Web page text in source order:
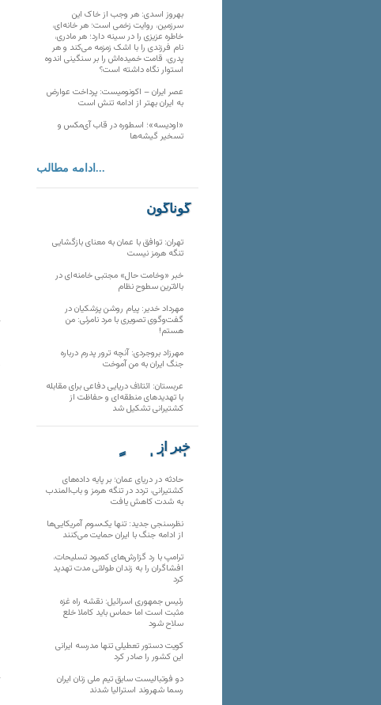
بهروز اسدی: هر وجب از خاک‌ این
سرزمین، روایت زخمی است؛ هر خانه‌ای،
خاطره عزیزی را در سینه دارد؛ هر مادری،
نام فرزندی را با اشک زمزمه می‌کند و هر
پدری، قامت خمیده‌اش را بر سنگینی اندوه
استوار نگاه داشته است؟
عصر ایران – اکونومیست: پرداخت عوارض
به ایران بهتر از ادامه تنش است
«اودیسه»؛ اسطوره در قاب آی‌مکس و
تسخیر گیشه‌ها
ادامه مطالب...
گوناگون
تهران: توافق با عمان به معنای بازگشایی
تنگه هرمز نیست
خبر «وخامت حال» مجتبی خامنه‌ای در
بالاترین سطوح نظام
مهرداد خدیر: پیام روشن پزشکیان در
گفت‌و‌گوی تصویری با مرد نامرئی: من
هستم!
مهرزاد بروجردی: آنچه ترور پدرم درباره
جنگ ایران به من آموخت
عربستان: ائتلاف دریایی دفاعی برای مقابله
با تهدیدهای منطقه‌ای و حفاظت از
کشتیرانی تشکیل شد
خبر از
تارنماهای دیگر
حادثه در دریای عمان؛ بر پایه داده‌های
کشتیرانی، تردد در تنگه هرمز و باب‌المندب
به شدت کاهش یافت
نظرسنجی جدید: تنها یک‌سوم آمریکایی‌ها
از ادامه جنگ با ایران حمایت می‌کنند
ترامپ با رد گزارش‌های کمبود تسلیحات،
افشاگران را به زندان طولانی مدت تهدید
کرد
رئیس‌ جمهوری اسرائیل: نقشه راه غزه
مثبت است اما حماس باید کاملا خلع
سلاح شود
کویت دستور تعطیلی تنها مدرسه ایرانی
این کشور را صادر کرد
دو فوتبالیست سابق تیم ملی زنان ایران
رسما شهروند استرالیا شدند